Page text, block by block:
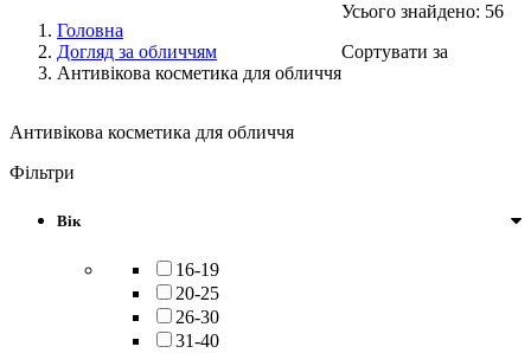
Головна
Догляд за обличчям
Антивікова косметика для обличчя
Антивікова косметика для обличчя
Фільтри
Вік
16-19
20-25
26-30
31-40
Усього знайдено: 56
Сортувати за